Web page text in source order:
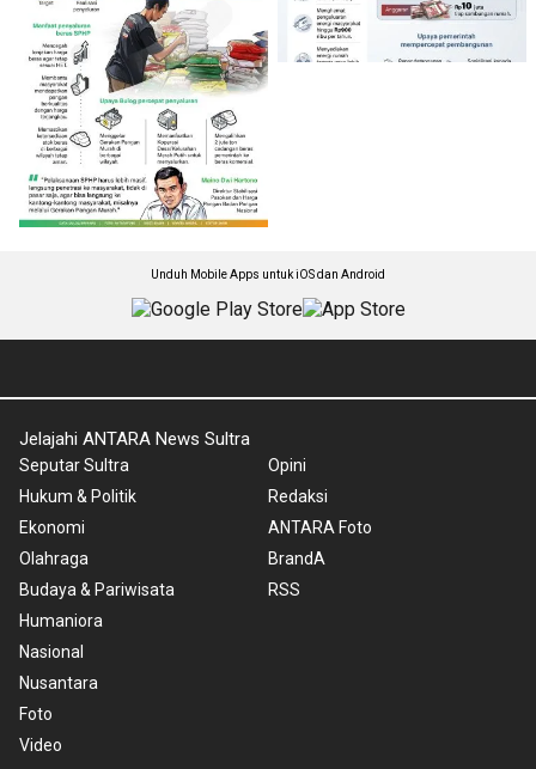
Unduh Mobile Apps untuk iOS dan Android
Jelajahi ANTARA News Sultra
Seputar Sultra
Hukum & Politik
Ekonomi
Olahraga
Budaya & Pariwisata
Humaniora
Nasional
Nusantara
Foto
Video
Opini
Redaksi
ANTARA Foto
BrandA
RSS